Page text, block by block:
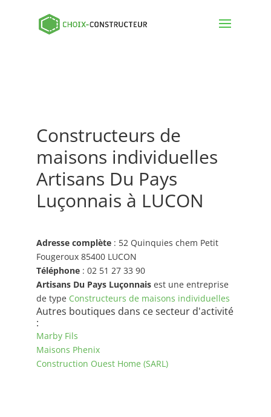
Constructeurs de
maisons individuelles
Artisans Du Pays
Luçonnais à LUCON
Adresse complète: 52 Quinquies chem Petit
Fougeroux 85400 LUCON
Téléphone: 02 51 27 33 90
Artisans Du Pays Luçonnaisest une entreprise
de type Constructeurs de maisons individuelles
Autres boutiques dans ce secteur d'activité
:
Marby Fils
Maisons Phenix
Construction Ouest Home (SARL)